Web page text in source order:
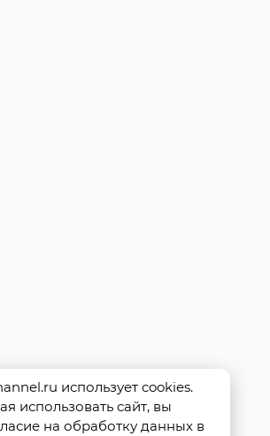
использует cookies.
использовать сайт, вы
на обработку данных в